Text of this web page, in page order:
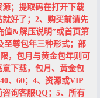
；提取码在打开下载
好了；2、购买前请先
值&解压说明”或首页第
至尊包年三种形式；部
，包月与黄金包年则可
下载，包月、黄金包
、60；4、资源或VIP
询客服QQ；5、所有